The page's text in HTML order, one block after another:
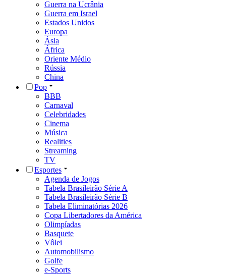
Guerra na Ucrânia
Guerra em Israel
Estados Unidos
Europa
Ásia
África
Oriente Médio
Rússia
China
Pop
BBB
Carnaval
Celebridades
Cinema
Música
Realities
Streaming
TV
Esportes
Agenda de Jogos
Tabela Brasileirão Série A
Tabela Brasileirão Série B
Tabela Eliminatórias 2026
Copa Libertadores da América
Olimpíadas
Basquete
Vôlei
Automobilismo
Golfe
e-Sports